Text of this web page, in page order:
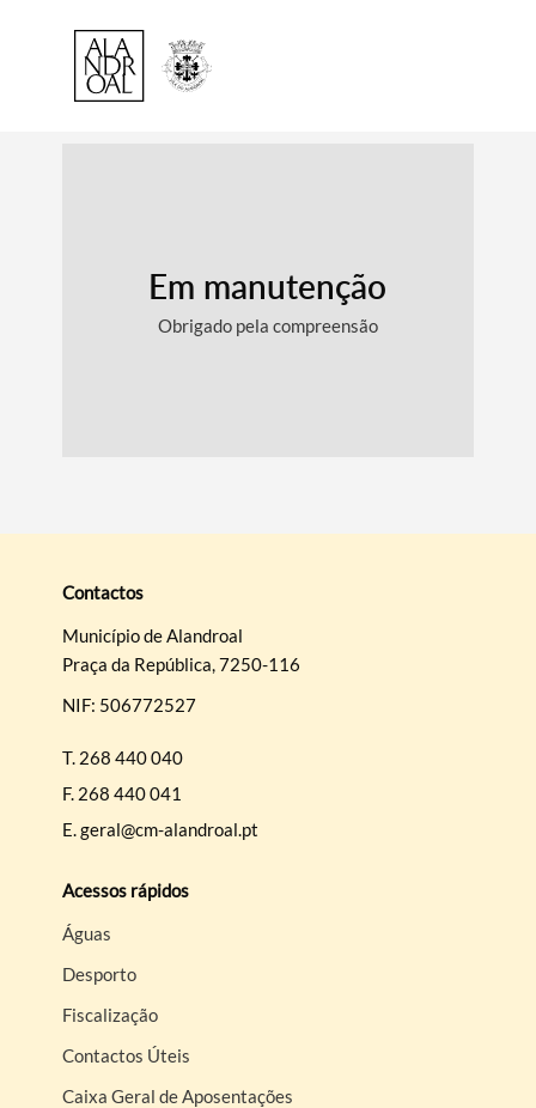
Termo de Pesquisa
Em manutenção
Obrigado pela compreensão
Contactos
Município de Alandroal
Praça da República, 7250-116
NIF: 506772527
T. 268 440 040
F. 268 440 041
E.geral@cm-alandroal.pt
Acessos rápidos
Águas
Desporto
Fiscalização
Contactos Úteis
Caixa Geral de Aposentações